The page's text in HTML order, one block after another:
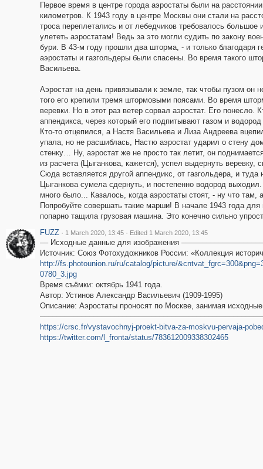
Первое время в центре города аэростаты были на
километров. К 1943 году в центре Москвы они стали на
троса переплетались и от лебедчиков требовалось большое
улететь аэростатам! Ведь за это могли судить по закону
бури. В 43-м году прошли два шторма, - и только благодаря
аэростаты и газгольдеры были спасены. Во время такого
Васильева.
Аэростат на день привязывали к земле, так чтобы пузом он
того его крепили тремя штормовыми поясами. Во время
веревки. Но в этот раз ветер сорвал аэростат. Его понесло.
аппендикса, через который его подпитывают газом и
Кто-то отцепился, а Настя Васильева и Лиза Андреева
упала, но не расшиблась, Настю аэростат ударил о стену
стенку… Ну, аэростат же не просто так летит, он
из расчета (Цыганкова, кажется), успел выдернуть веревку,
Сюда вставляется другой аппендикс, от газгольдера, и
Цыганкова сумела сдернуть, и постепенно водород
много было... Казалось, когда аэростаты стоят, - ну что
Попробуйте совершать такие марши! В начале 1943 года
попарно тащила грузовая машина. Это конечно сильно
FUZZ · 1 March 2020, 13:45 · Edited 1 March 2020, 13:45
–– Исходные данные для изображения
Источник: Союз Фотохудожников России: «Коллекция
http://fs.photounion.ru/ru/catalog/picture/
0780_3.jpg
Время съёмки: октябрь 1941 года.
Автор: Устинов Александр Васильевич (1909-1995)
Описание: Аэростаты проносят по Москве, занимая
https://crsc.fr/vystavochnyj-proekt-bitva-za-moskvu-pervaja-
https://twitter.com/l_fronta/status/783612009338302465